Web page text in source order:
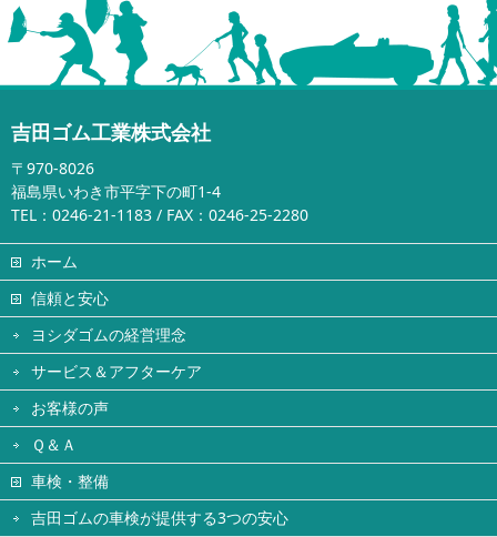
吉田ゴム工業株式会社
〒970-8026
福島県いわき市平字下の町1-4
TEL：0246-21-1183 / FAX：0246-25-2280
ホーム
信頼と安心
ヨシダゴムの経営理念
サービス＆アフターケア
お客様の声
Ｑ＆Ａ
車検・整備
吉田ゴムの車検が提供する3つの安心